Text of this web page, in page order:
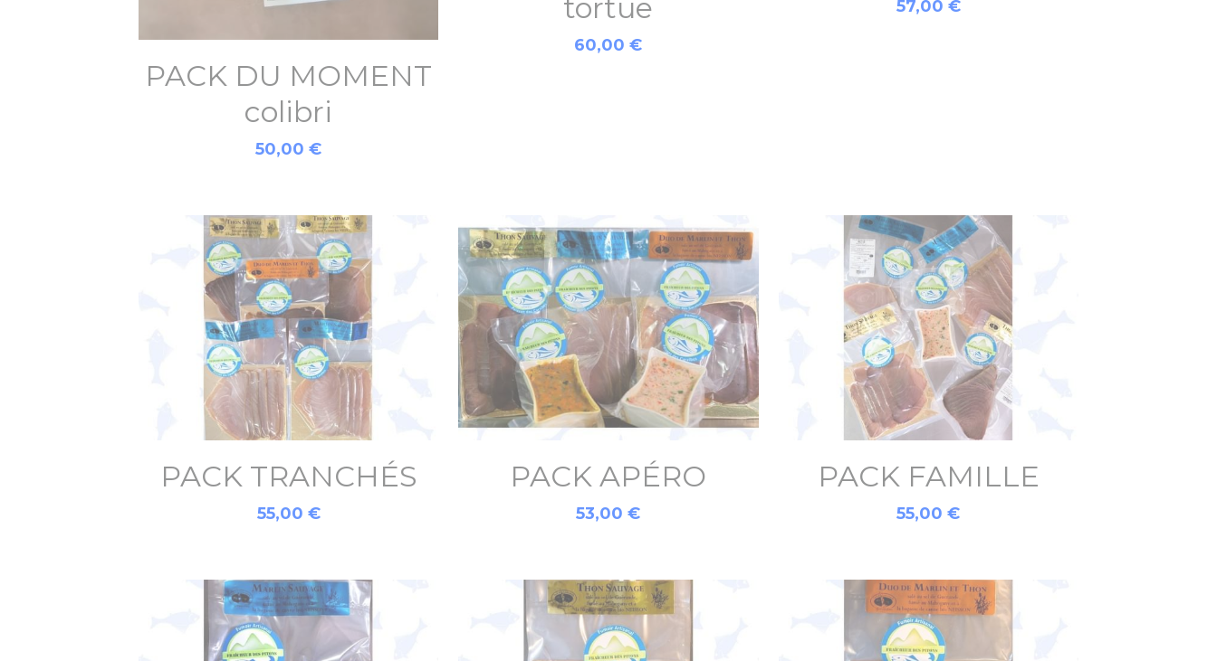
PACK DU MOMENT
colibri
50,00 €
tortue
60,00 €
57,00 €
PACK TRANCHÉS
55,00 €
PACK APÉRO
53,00 €
PACK FAMILLE
55,00 €